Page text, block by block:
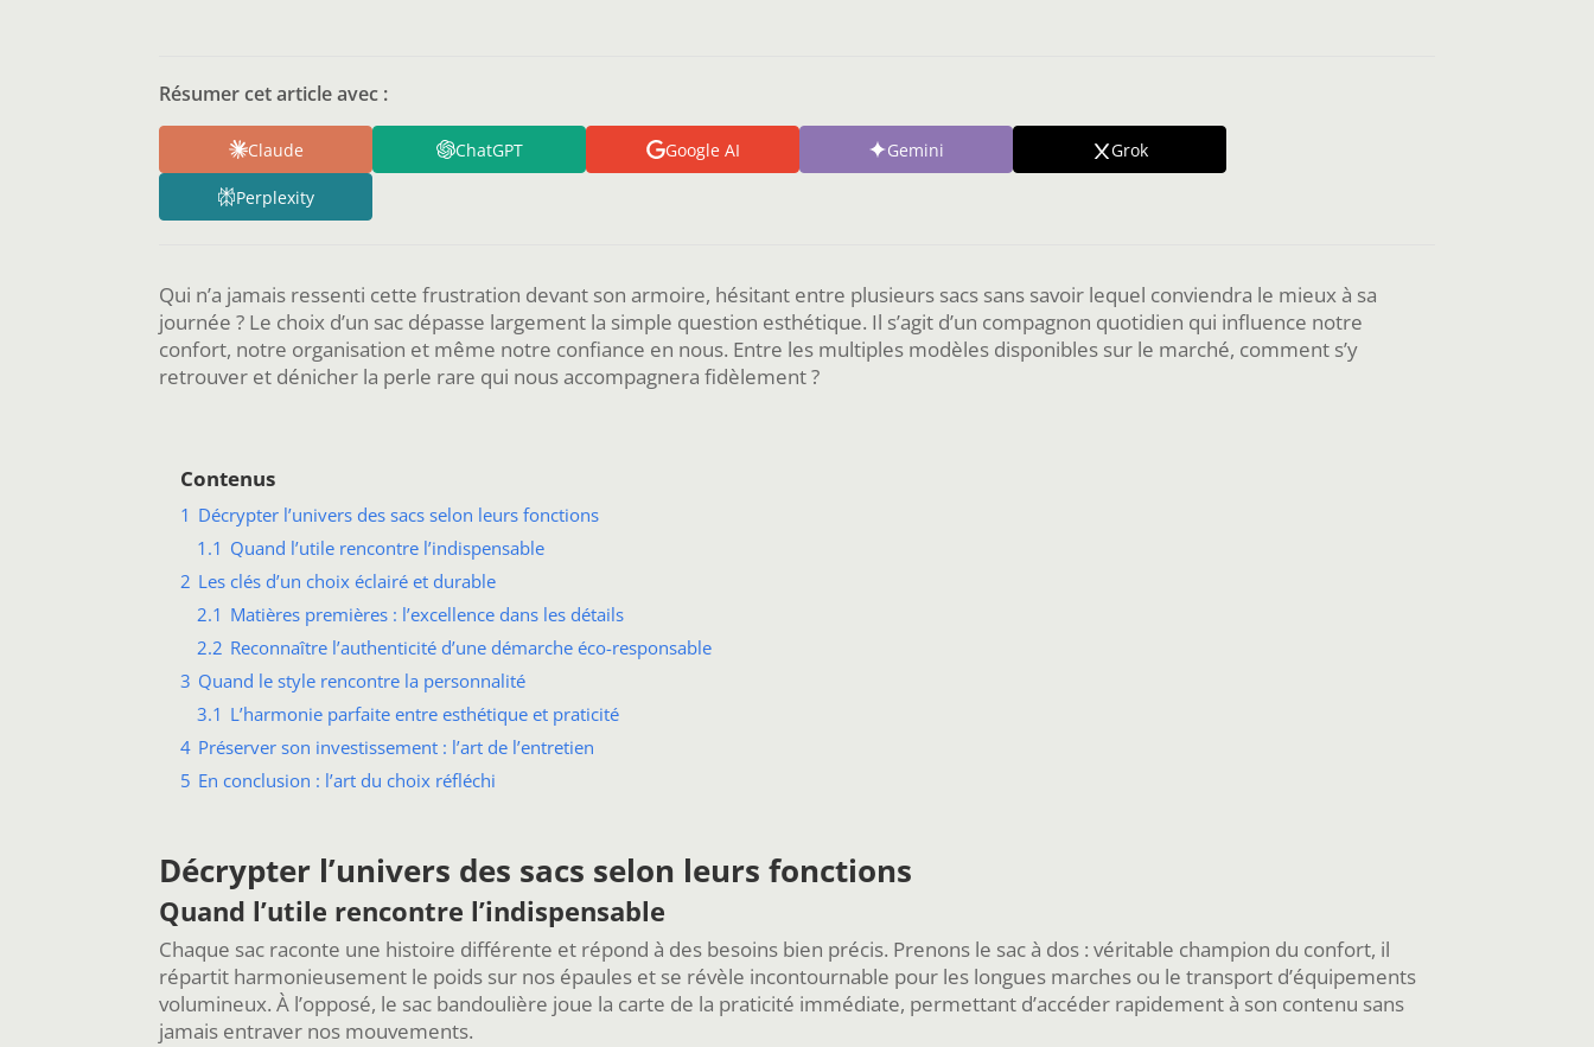
Résumer cet article avec :
Claude ChatGPT Google AI Gemini Grok
Perplexity
Qui n’a jamais ressenti cette frustration devant son armoire, hésitant entre plusieurs sacs sans savoir lequel conviendra le mieux à sa
journée ? Le choix d’un sac dépasse largement la simple question esthétique. Il s’agit d’un compagnon quotidien qui influence notre
confort, notre organisation et même notre confiance en nous. Entre les multiples modèles disponibles sur le marché, comment s’y
retrouver et dénicher la perle rare qui nous accompagnera fidèlement ?
Contenus
1 Décrypter l’univers des sacs selon leurs fonctions
1.1 Quand l’utile rencontre l’indispensable
2 Les clés d’un choix éclairé et durable
2.1 Matières premières : l’excellence dans les détails
2.2 Reconnaître l’authenticité d’une démarche éco-responsable
3 Quand le style rencontre la personnalité
3.1 L’harmonie parfaite entre esthétique et praticité
4 Préserver son investissement : l’art de l’entretien
5 En conclusion : l’art du choix réfléchi
Décrypter l’univers des sacs selon leurs fonctions
Quand l’utile rencontre l’indispensable
Chaque sac raconte une histoire différente et répond à des besoins bien précis. Prenons le sac à dos : véritable champion du confort, il
répartit harmonieusement le poids sur nos épaules et se révèle incontournable pour les longues marches ou le transport d’équipements
volumineux. À l’opposé, le sac bandoulière joue la carte de la praticité immédiate, permettant d’accéder rapidement à son contenu sans
jamais entraver nos mouvements.